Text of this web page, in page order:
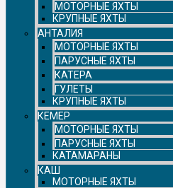
МОТОРНЫЕ ЯХТЫ
КРУПНЫЕ ЯХТЫ
АНТАЛИЯ
МОТОРНЫЕ ЯХТЫ
ПАРУСНЫЕ ЯХТЫ
КАТЕРА
ГУЛЕТЫ
КРУПНЫЕ ЯХТЫ
КЕМЕР
МОТОРНЫЕ ЯХТЫ
ПАРУСНЫЕ ЯХТЫ
КАТАМАРАНЫ
КАШ
МОТОРНЫЕ ЯХТЫ